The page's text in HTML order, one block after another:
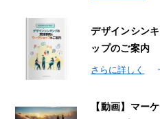
デザインシン
ップのご案内
さらに詳しく
【動画】マー